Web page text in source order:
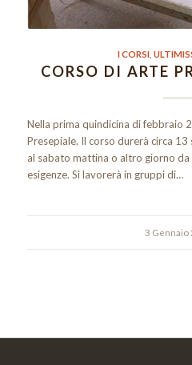
I CORSI,
CORSO DI ARTE
Nella prima quindicina di febbraio
Presepiale. Il corso durerà circa
al sabato mattina o altro giorno
esigenze. Si lavorerà in gruppi di…
3 Gennaio